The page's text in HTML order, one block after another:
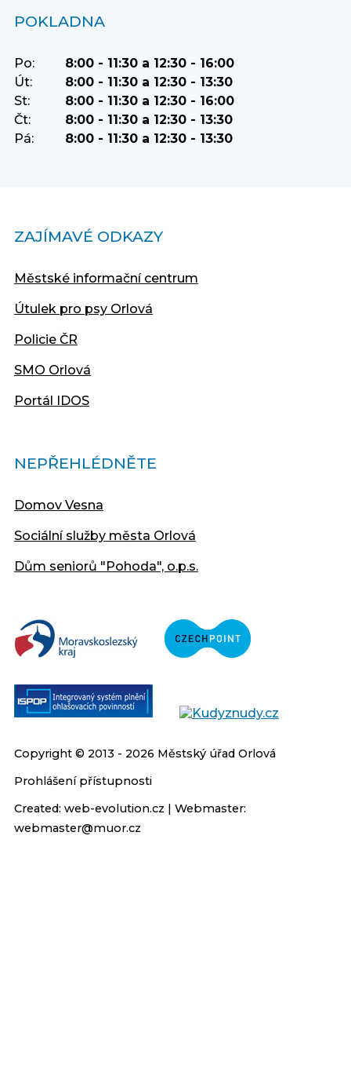
POKLADNA
Po:
8:00 - 11:30 a 12:30 - 16:00
Út:
8:00 - 11:30 a 12:30 - 13:30
St:
8:00 - 11:30 a 12:30 - 16:00
Čt:
8:00 - 11:30 a 12:30 - 13:30
Pá:
8:00 - 11:30 a 12:30 - 13:30
ZAJÍMAVÉ ODKAZY
Městské informační centrum
Útulek pro psy Orlová
Policie ČR
SMO Orlová
Portál IDOS
NEPŘEHLÉDNĚTE
Domov Vesna
Sociální služby města Orlová
Dům seniorů "Pohoda", o.p.s.
Copyright © 2013 - 2026 Městský úřad Orlová
Prohlášení přístupnosti
Created: web-evolution.cz | Webmaster:
webmaster@muor.cz